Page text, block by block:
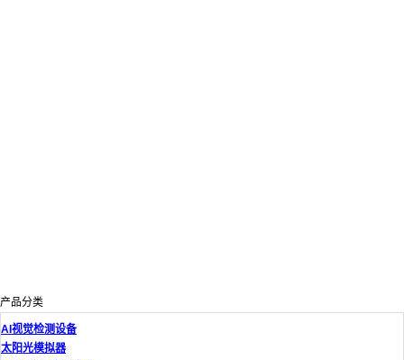
产品分类
AI视觉检测设备
太阳光模拟器